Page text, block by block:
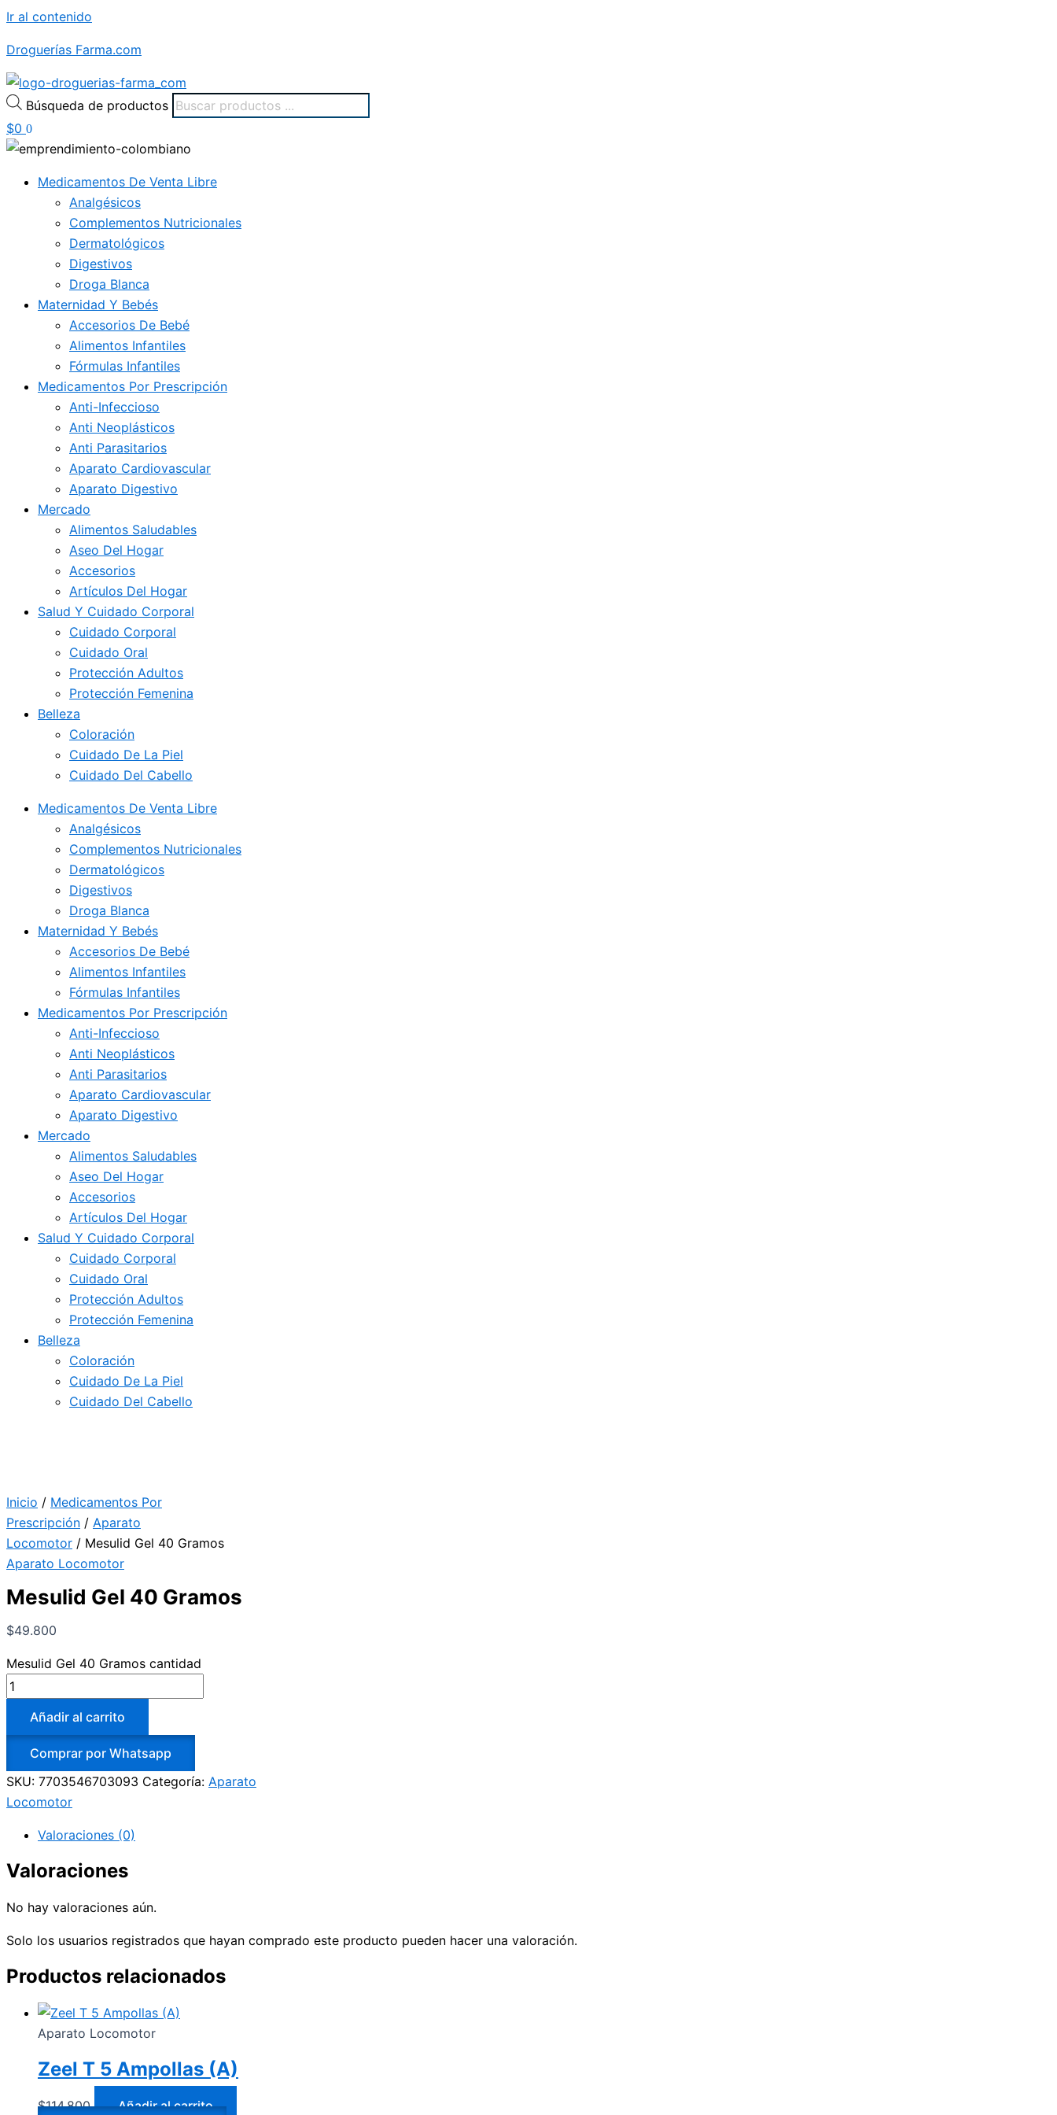
Ir al contenido
Droguerías Farma.com
Búsqueda de productos
$0 0
Medicamentos De Venta Libre
Analgésicos
Complementos Nutricionales
Dermatológicos
Digestivos
Droga Blanca
Maternidad Y Bebés
Accesorios De Bebé
Alimentos Infantiles
Fórmulas Infantiles
Medicamentos Por Prescripción
Anti-Infeccioso
Anti Neoplásticos
Anti Parasitarios
Aparato Cardiovascular
Aparato Digestivo
Mercado
Alimentos Saludables
Aseo Del Hogar
Accesorios
Artículos Del Hogar
Salud Y Cuidado Corporal
Cuidado Corporal
Cuidado Oral
Protección Adultos
Protección Femenina
Belleza
Coloración
Cuidado De La Piel
Cuidado Del Cabello
Medicamentos De Venta Libre
Analgésicos
Complementos Nutricionales
Dermatológicos
Digestivos
Droga Blanca
Maternidad Y Bebés
Accesorios De Bebé
Alimentos Infantiles
Fórmulas Infantiles
Medicamentos Por Prescripción
Anti-Infeccioso
Anti Neoplásticos
Anti Parasitarios
Aparato Cardiovascular
Aparato Digestivo
Mercado
Alimentos Saludables
Aseo Del Hogar
Accesorios
Artículos Del Hogar
Salud Y Cuidado Corporal
Cuidado Corporal
Cuidado Oral
Protección Adultos
Protección Femenina
Belleza
Coloración
Cuidado De La Piel
Cuidado Del Cabello
Inicio / Medicamentos Por
Prescripción / Aparato
Locomotor / Mesulid Gel 40 Gramos
Aparato Locomotor
Mesulid Gel 40 Gramos
$49.800
Mesulid Gel 40 Gramos cantidad
Añadir al carrito
Comprar por Whatsapp
SKU: 7703546703093 Categoría: Aparato
Locomotor
Valoraciones (0)
Valoraciones
No hay valoraciones aún.
Solo los usuarios registrados que hayan comprado este producto pueden hacer una valoración.
Productos relacionados
Aparato Locomotor
Zeel T 5 Ampollas (A)
$114.800
Añadir al carrito